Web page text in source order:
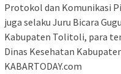
Protokol dan Komunikasi
juga selaku Juru Bicara
Kabupaten Tolitoli, para
Dinas Kesehatan
KABARTODAY.com